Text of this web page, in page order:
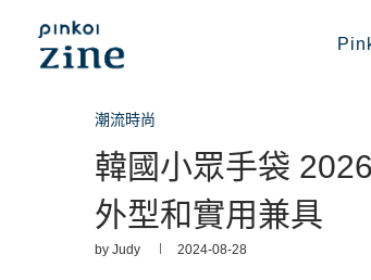
潮流時尚
韓國小眾手袋
外型和實用兼具
by Judy 2024-08-28